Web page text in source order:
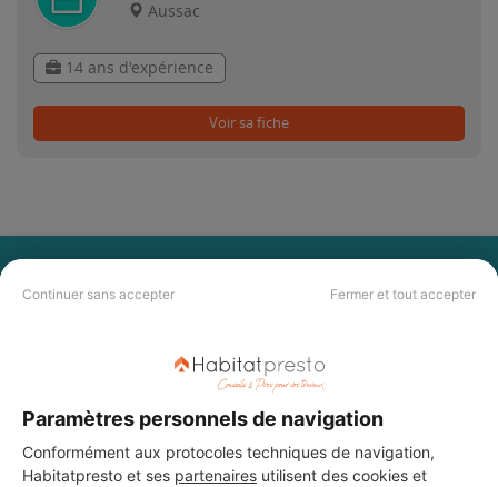
Continuer sans accepter Fermer et tout accepter
Paramètres personnels de navigation
Conformément aux protocoles techniques de navigation,
Habitatpresto et ses partenaires utilisent des cookies et
Aussac
14 ans d'expérience
Voir sa fiche
PAS LE TEMPS DE
Vous souhaitez réaliser des travaux et ne savez quel professionnel
professionnels partout en France.